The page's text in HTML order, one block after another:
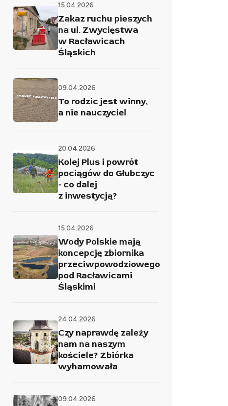
15.04.2026
Zakaz ruchu pieszych
na ul. Zwycięstwa
w Racławicach
Śląskich
09.04.2026
To rodzic jest winny,
a nie nauczyciel
20.04.2026
Kolej Plus i powrót
pociągów do Głubczyc
- co dalej
z inwestycją?
15.04.2026
Wody Polskie mają
koncepcję zbiornika
przeciwpowodziowego
pod Racławicami
Śląskimi
24.04.2026
Czy naprawdę zależy
nam na naszym
kościele? Zbiórka
wyhamowała
09.04.2026